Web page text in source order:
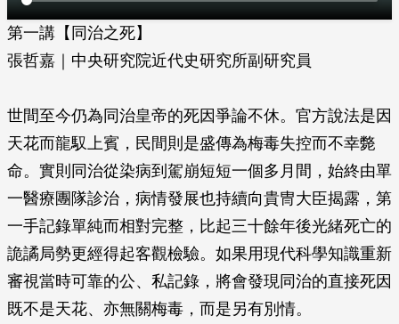
第一講【同治之死】
張哲嘉｜中央研究院近代史研究所副研究員
世間至今仍為同治皇帝的死因爭論不休。官方說法是因
天花而龍馭上賓，民間則是盛傳為梅毒失控而不幸斃
命。實則同治從染病到駕崩短短一個多月間，始終由單
一醫療團隊診治，病情發展也持續向貴冑大臣揭露，第
一手記錄單純而相對完整，比起三十餘年後光緒死亡的
詭譎局勢更經得起客觀檢驗。如果用現代科學知識重新
審視當時可靠的公、私記錄，將會發現同治的直接死因
既不是天花、亦無關梅毒，而是另有別情。